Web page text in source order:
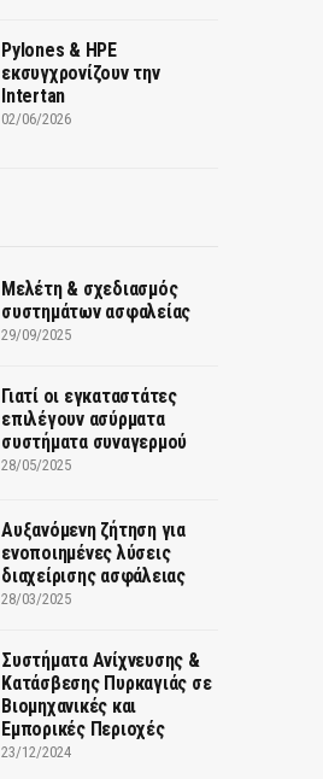
Pylones & HPE
εκσυγχρονίζουν την
Intertan
02/06/2026
Μελέτη & σχεδιασμός
συστημάτων ασφαλείας
29/09/2025
Γιατί οι εγκαταστάτες
επιλέγουν ασύρματα
συστήματα συναγερμού
28/05/2025
Αυξανόμενη ζήτηση για
ενοποιημένες λύσεις
διαχείρισης ασφάλειας
28/03/2025
Συστήματα Ανίχνευσης &
Κατάσβεσης Πυρκαγιάς σε
Βιομηχανικές και
Εμπορικές Περιοχές
23/12/2024